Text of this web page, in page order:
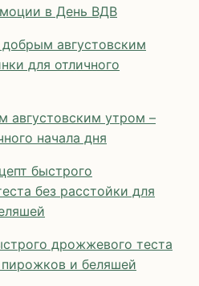
в День ВДВ
августовским утром –
начала дня
дрожжевого теста
и беляшей